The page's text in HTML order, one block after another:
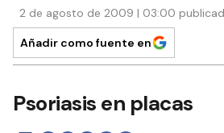
2 de agosto de 2009 | 03:00
Añadir como fuente en
Psoriasis en placas